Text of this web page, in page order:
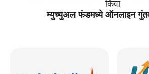
किंवा
म्युच्युअल फंडमध्ये ऑनलाइन